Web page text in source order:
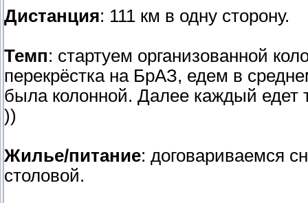
Дистанция: 111 км в одну сторону.
Темп: стартуем организованной
перекрёстка на БрАЗ, едем в
была колонной. Далее каждый едет
))
Жилье/питание: договариваемся
столовой.